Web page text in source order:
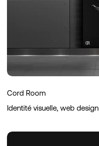
Cord Room
Identité visuelle, web design
Origines